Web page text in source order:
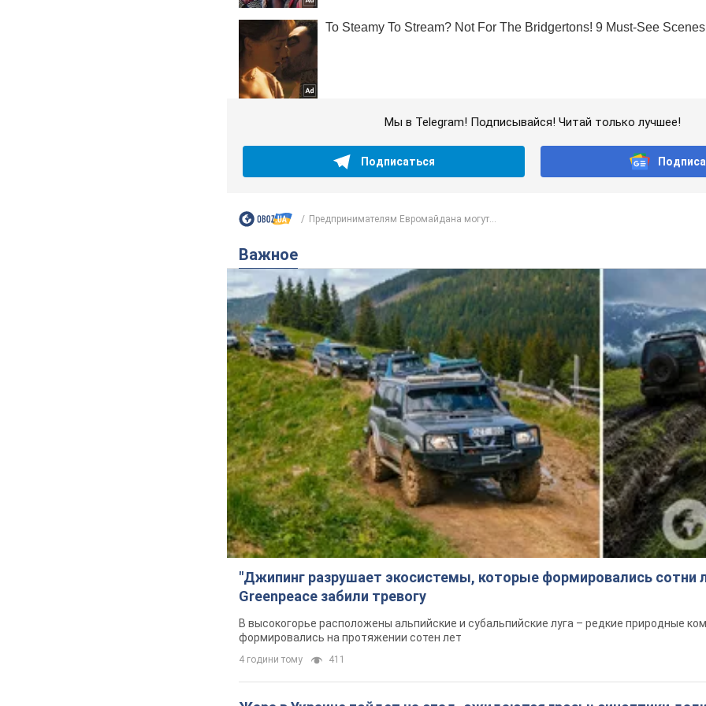
Мы в Telegram! Подписывайся! Читай только лучшее!
Подписаться
Предпринимателям Евромайдана могут...
Важное
"Джипинг разрушает экосистемы, которые формировались сотни
Greenpeace забили тревогу
В высокогорье расположены альпийские и субальпийские луга – редкие природные
формировались на протяжении сотен лет
4 години тому 411